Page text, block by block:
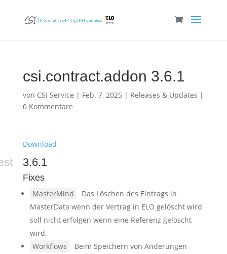
csi.contract.addon 3.6.1
von CSI Service | Feb. 7, 2025 | Releases & Updates |
0 Kommentare
Download
3.6.1
Fixes
MasterMind
Das Löschen des Eintrags in
MasterData wenn der Vertrag in ELO gelöscht wird
soll nicht erfolgen wenn eine Referenz gelöscht
wird.
Workflows
Beim Speichern von Änderungen